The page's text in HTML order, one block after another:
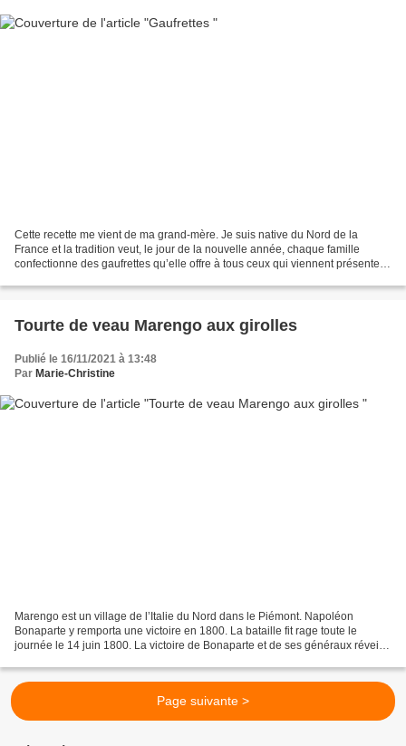
Cette recette me vient de ma grand-mère. Je suis native du Nord de la
France et la tradition veut, le jour de la nouvelle année, chaque famille
confectionne des gaufrettes qu’elle offre à tous ceux qui viennent présenter
Tourte de veau Marengo aux girolles
Publié le 16/11/2021 à 13:48
Par Marie-Christine
Marengo est un village de l’Italie du Nord dans le Piémont. Napoléon
Bonaparte y remporta une victoire en 1800. La bataille fit rage toute le
journée le 14 juin 1800. La victoire de Bonaparte et de ses généraux réveilla
Page suivante >